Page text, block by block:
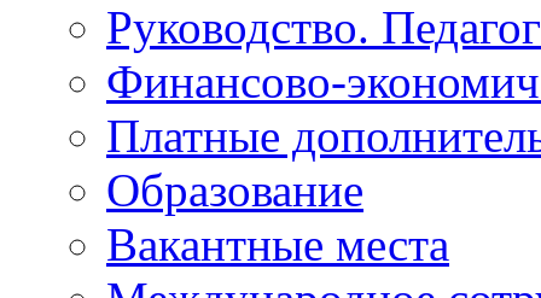
Руководство.
Финансово-
Платные
Образование
Вакантные места